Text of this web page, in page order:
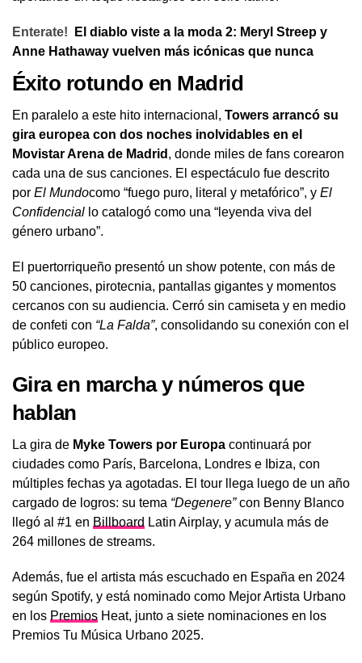
Enterate!
El diablo viste a la moda 2: Meryl Streep y
Anne Hathaway vuelven más icónicas que nunca
Éxito rotundo en Madrid
En paralelo a este hito internacional, Towers arrancó su
gira europea con dos noches inolvidables en el
Movistar Arena de Madrid , donde miles de fans corearon
cada una de sus canciones. El espectáculo fue descrito
por El Mundocomo “fuego puro, literal y metafórico”, y El
Confidencial lo catalogó como una “leyenda viva del
género urbano”.
El puertorriqueño presentó un show potente, con más de
50 canciones, pirotecnia, pantallas gigantes y momentos
cercanos con su audiencia. Cerró sin camiseta y en medio
de confeti con “La Falda”, consolidando su conexión con el
público europeo.
Gira en marcha y números que
hablan
La gira de Myke Towers por Europa continuará por
ciudades como París, Barcelona, Londres e Ibiza, con
múltiples fechas ya agotadas. El tour llega luego de un año
cargado de logros: su tema “Degenere”con Benny Blanco
llegó al #1 en Billboard Latin Airplay, y acumula más de
264 millones de streams.
Además, fue el artista más escuchado en España en 2024
según Spotify, y está nominado como Mejor Artista Urbano
en los Premios Heat, junto a siete nominaciones en los
Premios Tu Música Urbano 2025.